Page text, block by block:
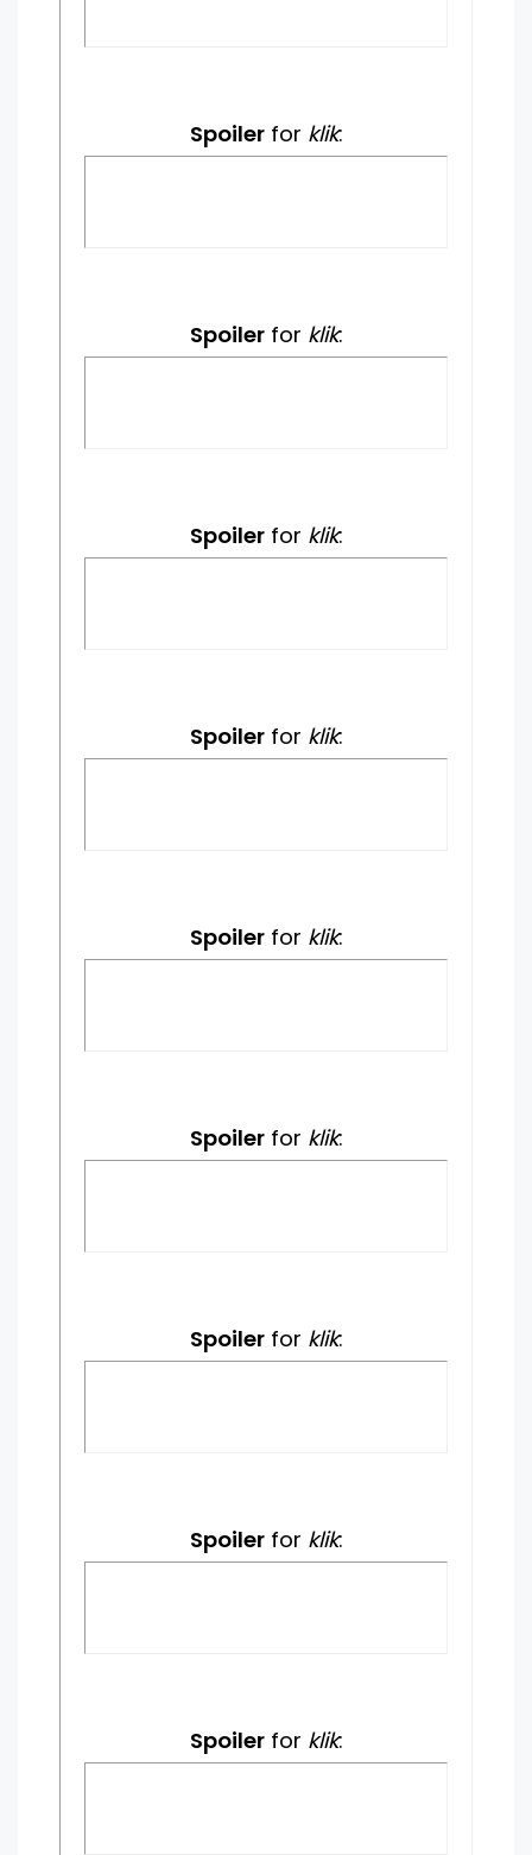
Spoilerfor klik:
Spoilerfor klik:
Spoilerfor klik:
Spoilerfor klik:
Spoilerfor klik:
Spoilerfor klik:
Spoilerfor klik:
Spoilerfor klik:
Spoilerfor klik: